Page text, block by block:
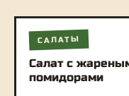
САЛАТЫ
Салат с
помидорами